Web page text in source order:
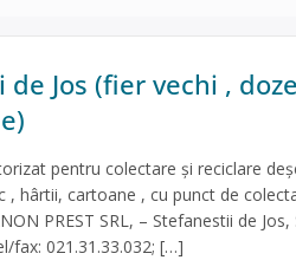
Jos (fier vechi , doze
pentru colectare și reciclare
hârtii, cartoane , cu punct de
PREST SRL, – Stefanestii de Jos,
fax: 021.31.33.032; […]